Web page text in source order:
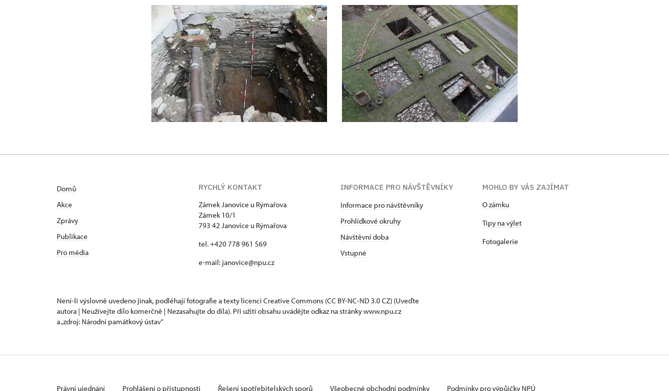
Domů
Akce
Zprávy
Publikace
Pro média
RYCHLÝ KONTAKT
Zámek Janovice u Rýmařova
Zámek 10/1
793 42 Janovice u Rýmařova
tel. +420 778 961 569
e-mail: janovice@npu.cz
INFORMACE PRO NÁVŠTĚVNÍKY
Informace pro návštěvníky
Prohlídkové okruhy
Návštěvní doba
Vstupné
MOHLO BY VÁS ZAJÍMAT
O zámku
Tipy na výlet
Fotogalerie
Není-li výslovně uvedeno jinak, podléhají fotografie a texty licenci Creative Commons (CC BY-NC-ND 3.0 CZ) (Uveďte
autora | Neužívejte dílo komerčně | Nezasahujte do díla). Při užití obsahu uvádějte odkaz na stránky www.npu.cz
a „zdroj: Národní památkový ústav“
Právní ujednání Prohlášení o přístupnosti Řešení spotřebitelských sporů Všeobecné obchodní podmínky Podmínky pro výpůjčky NPÚ